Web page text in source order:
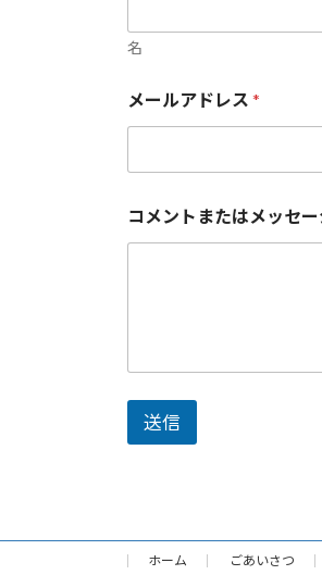
名
メールアドレス *
コメントまたはメッセ
送信
ホーム ごあいさつ